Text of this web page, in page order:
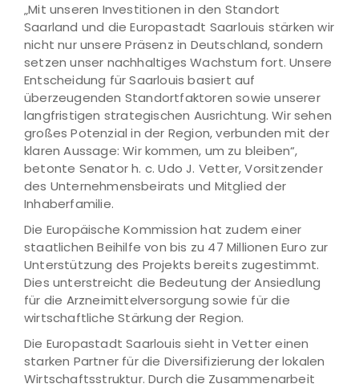
„Mit unseren Investitionen in den Standort
Saarland und die Europastadt Saarlouis stärken wir
nicht nur unsere Präsenz in Deutschland, sondern
setzen unser nachhaltiges Wachstum fort. Unsere
Entscheidung für Saarlouis basiert auf
überzeugenden Standortfaktoren sowie unserer
langfristigen strategischen Ausrichtung. Wir sehen
großes Potenzial in der Region, verbunden mit der
klaren Aussage: Wir kommen, um zu bleiben“,
betonte Senator h. c. Udo J. Vetter, Vorsitzender
des Unternehmensbeirats und Mitglied der
Inhaberfamilie.
Die Europäische Kommission hat zudem einer
staatlichen Beihilfe von bis zu 47 Millionen Euro zur
Unterstützung des Projekts bereits zugestimmt.
Dies unterstreicht die Bedeutung der Ansiedlung
für die Arzneimittelversorgung sowie für die
wirtschaftliche Stärkung der Region.
Die Europastadt Saarlouis sieht in Vetter einen
starken Partner für die Diversifizierung der lokalen
Wirtschaftsstruktur. Durch die Zusammenarbeit